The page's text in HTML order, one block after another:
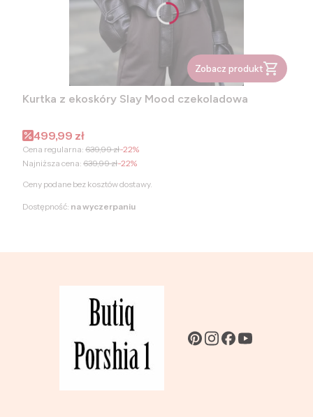
Zobacz produkt
Kurtka z ekoskóry Slay Mood czekoladowa
Cena promocyjna
499,99 zł
Cena regularna: 639,99 zł-22%
Najniższa cena: 639,99 zł-22%
Ceny podane bez kosztów dostawy.
Dostępność: na wyczerpaniu